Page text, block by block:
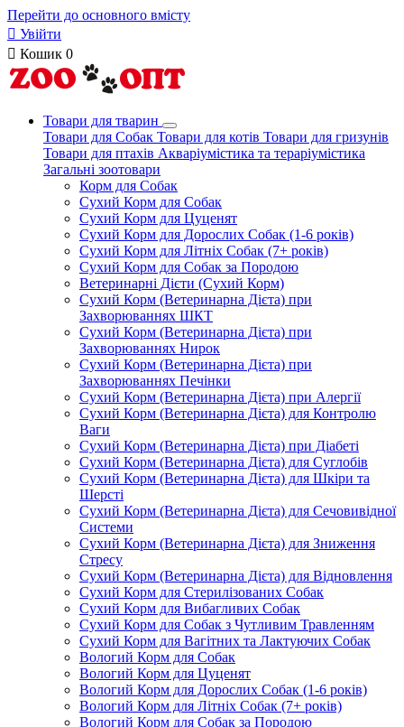
Перейти до основного вмісту
 Увійти
 Кошик 0
Товари для тварин
Товари для Собак Товари для котів Товари для гризунів
Товари для птахів Акваріумістика та тераріумістика
Загальні зоотовари
Корм для Собак
Сухий Корм для Собак
Сухий Корм для Цуценят
Сухий Корм для Дорослих Собак (1-6 років)
Сухий Корм для Літніх Собак (7+ років)
Сухий Корм для Собак за Породою
Ветеринарні Дієти (Сухий Корм)
Сухий Корм (Ветеринарна Дієта) при
Захворюваннях ШКТ
Сухий Корм (Ветеринарна Дієта) при
Захворюваннях Нирок
Сухий Корм (Ветеринарна Дієта) при
Захворюваннях Печінки
Сухий Корм (Ветеринарна Дієта) при Алергії
Сухий Корм (Ветеринарна Дієта) для Контролю
Ваги
Сухий Корм (Ветеринарна Дієта) при Діабеті
Сухий Корм (Ветеринарна Дієта) для Суглобів
Сухий Корм (Ветеринарна Дієта) для Шкіри та
Шерсті
Сухий Корм (Ветеринарна Дієта) для Сечовивідної
Системи
Сухий Корм (Ветеринарна Дієта) для Зниження
Стресу
Сухий Корм (Ветеринарна Дієта) для Відновлення
Сухий Корм для Стерилізованих Собак
Сухий Корм для Вибагливих Собак
Сухий Корм для Собак з Чутливим Травленням
Сухий Корм для Вагітних та Лактуючих Собак
Вологий Корм для Собак
Вологий Корм для Цуценят
Вологий Корм для Дорослих Собак (1-6 років)
Вологий Корм для Літніх Собак (7+ років)
Вологий Корм для Собак за Породою